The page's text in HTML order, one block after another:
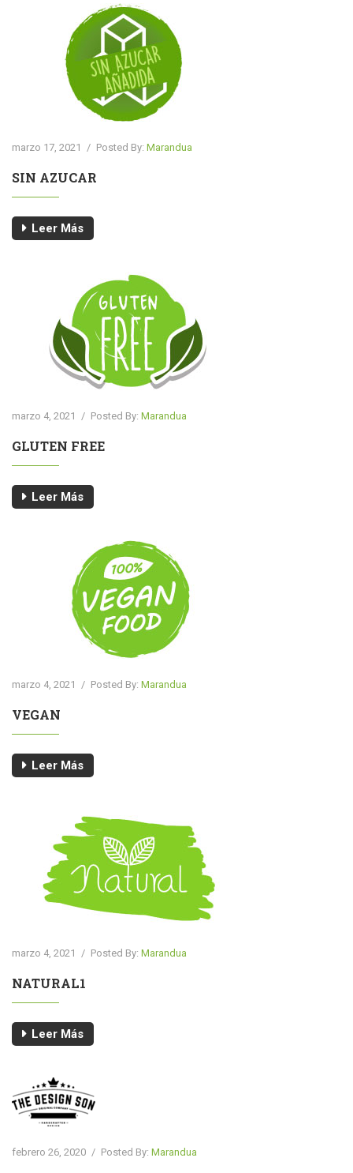
marzo 17, 2021 / Posted By: Marandua
SIN AZUCAR
Leer Más
marzo 4, 2021 / Posted By: Marandua
GLUTEN FREE
Leer Más
marzo 4, 2021 / Posted By: Marandua
VEGAN
Leer Más
marzo 4, 2021 / Posted By: Marandua
NATURAL1
Leer Más
febrero 26, 2020 / Posted By: Marandua